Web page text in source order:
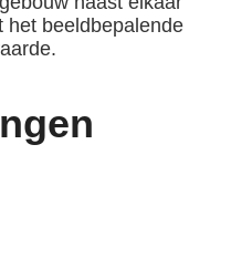
het beeldbepalende